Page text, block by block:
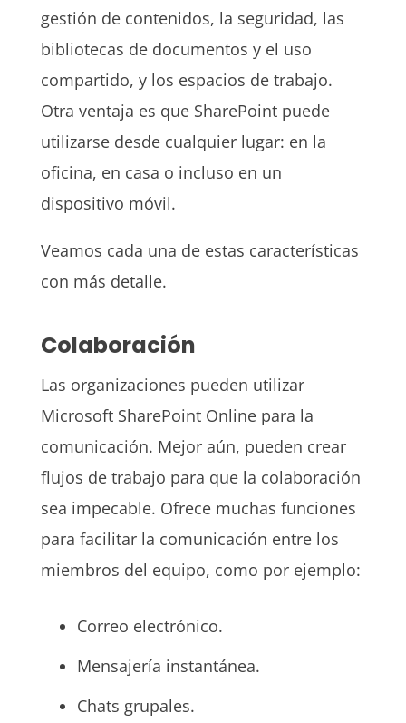
gestión de contenidos, la seguridad, las
bibliotecas de documentos y el uso
compartido, y los espacios de trabajo.
Otra ventaja es que SharePoint puede
utilizarse desde cualquier lugar: en la
oficina, en casa o incluso en un
dispositivo móvil.
Veamos cada una de estas características
con más detalle.
Colaboración
Las organizaciones pueden utilizar
Microsoft SharePoint Online para la
comunicación. Mejor aún, pueden crear
flujos de trabajo para que la colaboración
sea impecable. Ofrece muchas funciones
para facilitar la comunicación entre los
miembros del equipo, como por ejemplo:
Correo electrónico.
Mensajería instantánea.
Chats grupales.